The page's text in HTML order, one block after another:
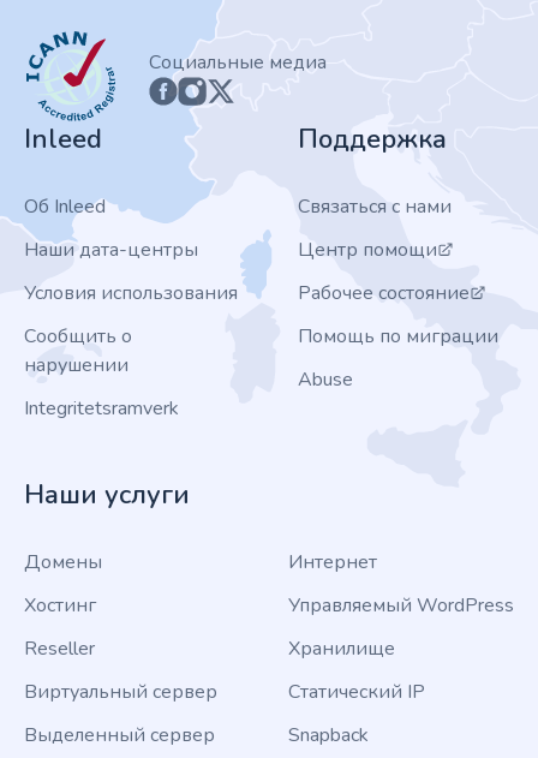
ICANN
Социальные медиа
Inleed
Об Inleed
Наши дата-центры
Условия использования
Сообщить о
нарушении
Integritetsramverk
Поддержка
Связаться с нами
Центр помощи
Рабочее состояние
Помощь по миграции
Abuse
Наши услуги
Домены
Хостинг
Reseller
Виртуальный сервер
Выделенный сервер
Интернет
Управляемый WordPress
Хранилище
Статический IP
Snapback